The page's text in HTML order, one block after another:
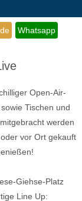
Whatsapp
Open-Air-
Tischen und
werden
vor Ort gekauft
Giehse-Platz
Line Up: